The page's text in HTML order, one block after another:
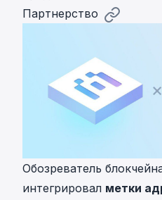
Партнерство
Обозреватель
интегрировал метки